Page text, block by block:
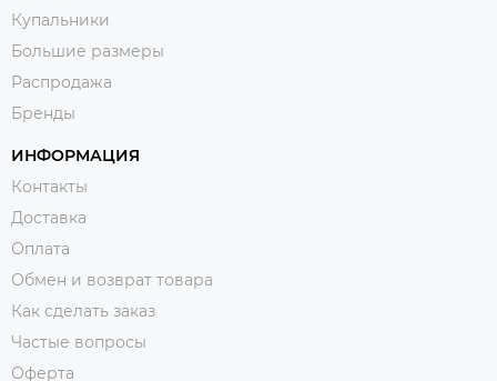
Купальники
Большие размеры
Распродажа
Бренды
ИНФОРМАЦИЯ
Контакты
Доставка
Оплата
Обмен и возврат товара
Как сделать заказ
Частые вопросы
Оферта